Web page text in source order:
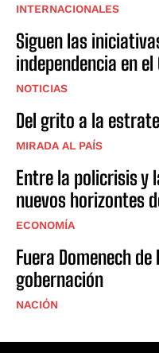
INTERNACIONALES
Siguen las
independencia en el
NOTICIAS
Del grito a la
MIRADA AL PAÍS
Entre la policrisis y
nuevos horizontes
ECONOMÍA
Fuera Domenech
gobernación
NACIÓN